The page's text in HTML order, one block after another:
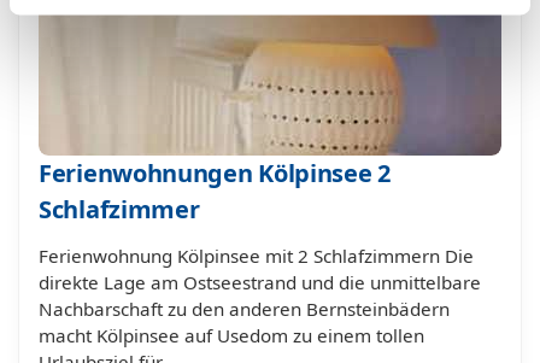
Ferienwohnungen Kölpinsee 2
Schlafzimmer
Ferienwohnung Kölpinsee mit 2 Schlafzimmern Die
direkte Lage am Ostseestrand und die unmittelbare
Nachbarschaft zu den anderen Bernsteinbädern
macht Kölpinsee auf Usedom zu einem tollen